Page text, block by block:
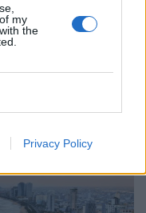
my
the
Privacy Policy
για τα
χωρίς δεσμεύσεις,
ψευδαίσθηση